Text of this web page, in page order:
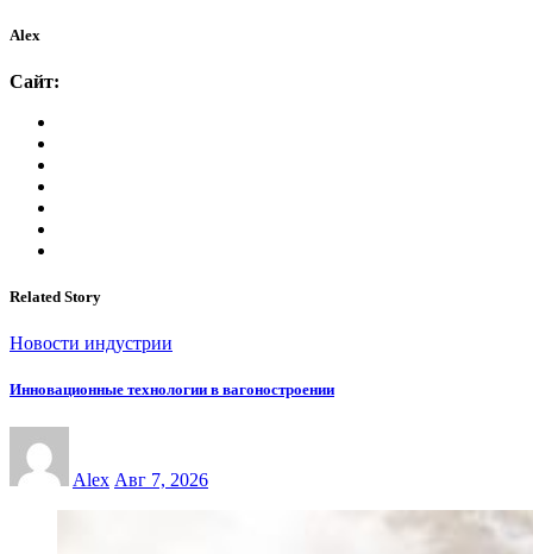
Alex
Сайт:
Related Story
Новости индустрии
Инновационные технологии в вагоностроении
Alex Авг 7, 2026